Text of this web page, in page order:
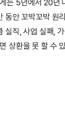
는 5년에서 20년
동안 꼬박꼬박 원
실직, 사업 실패,
상환을 못 할 수